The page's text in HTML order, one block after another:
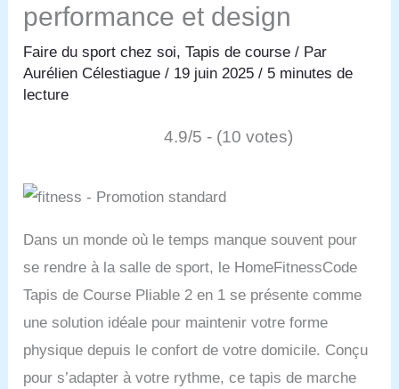
performance et design
Faire du sport chez soi,Tapis de course / Par
Aurélien Célestiague/ 19 juin 2025/ 5 minutes de
lecture
4.9/5 - (10 votes)
Dans un monde où le temps manque souvent pour
se rendre à la salle de sport, le HomeFitnessCode
Tapis de Course Pliable 2 en 1 se présente comme
une solution idéale pour maintenir votre forme
physique depuis le confort de votre domicile. Conçu
pour s’adapter à votre rythme, ce tapis de marche